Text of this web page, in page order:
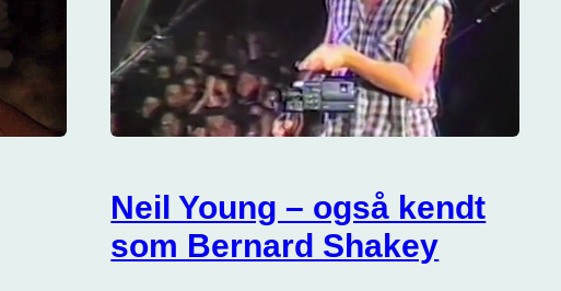
Neil Young – også kendt
som Bernard Shakey